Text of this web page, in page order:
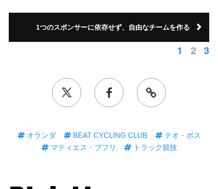
1つのスポンサーに依存せず、自由なチームを作る
1 2 3
オランダ BEAT CYCLING CLUB
テオ・ボス
マティエス・ブフリ
トラック競技